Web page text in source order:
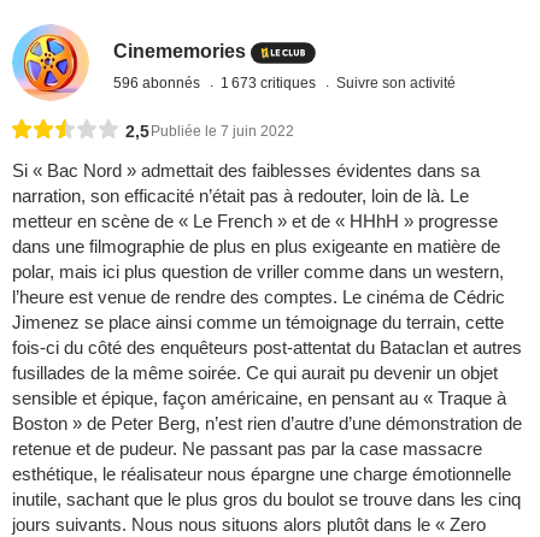
Cinememories
596 abonnés 1 673 critiques Suivre son activité
2,5 Publiée le 7 juin 2022
Si « Bac Nord » admettait des faiblesses évidentes dans sa
narration, son efficacité n’était pas à redouter, loin de là. Le
metteur en scène de « Le French » et de « HHhH » progresse
dans une filmographie de plus en plus exigeante en matière de
polar, mais ici plus question de vriller comme dans un western,
l’heure est venue de rendre des comptes. Le cinéma de Cédric
Jimenez se place ainsi comme un témoignage du terrain, cette
fois-ci du côté des enquêteurs post-attentat du Bataclan et autres
fusillades de la même soirée. Ce qui aurait pu devenir un objet
sensible et épique, façon américaine, en pensant au « Traque à
Boston » de Peter Berg, n’est rien d’autre d’une démonstration de
retenue et de pudeur. Ne passant pas par la case massacre
esthétique, le réalisateur nous épargne une charge émotionnelle
inutile, sachant que le plus gros du boulot se trouve dans les cinq
jours suivants. Nous nous situons alors plutôt dans le « Zero